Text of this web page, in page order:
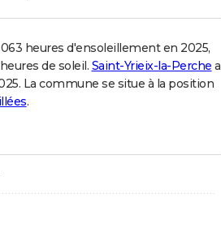
heures d'ensoleillement en 2025,
de soleil. Saint-Yrieix-la-Perche a
La commune se situe à la position
.